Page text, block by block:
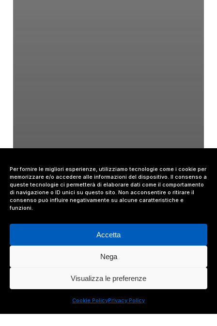
Per fornire le migliori esperienze, utilizziamo tecnologie come i cookie per
memorizzare e/o accedere alle informazioni del dispositivo. Il consenso a
queste tecnologie ci permetterà di elaborare dati come il comportamento
di navigazione o ID unici su questo sito. Non acconsentire o ritirare il
consenso può influire negativamente su alcune caratteristiche e
funzioni.
Accetta
Nega
Visualizza le preferenze
Cookie PolicyPrivacy Policy
Prescrivere un
determinato generico è
già possibile: è ora di